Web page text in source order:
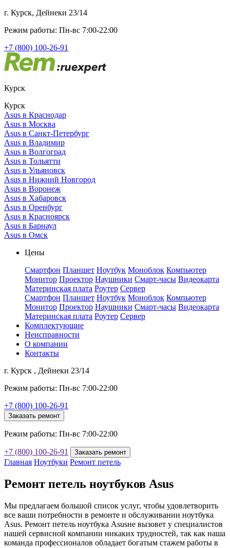
г. Курск, Дейнеки 23/14
Режим работы: Пн-вс 7:00-22:00
+7 (800) 100-26-91
Курск
Курск
Asus в Краснодар
Asus в Москва
Asus в Санкт-Петербург
Asus в Владимир
Asus в Волгоград
Asus в Тольятти
Asus в Ульяновск
Asus в Нижний Новгород
Asus в Воронеж
Asus в Хабаровск
Asus в Оренбург
Asus в Красноярск
Asus в Барнаул
Asus в Омск
Цены
Смартфон Планшет Ноутбук Моноблок Компьютер
Монитор Проектор Наушники Смарт-часы Видеокарта
Материнская плата Роутер Сервер
Смартфон Планшет Ноутбук Моноблок Компьютер
Монитор Проектор Наушники Смарт-часы Видеокарта
Материнская плата Роутер Сервер
Комплектующие
Неисправности
О компании
Контакты
г. Курск , Дейнеки 23/14
Режим работы: Пн-вс 7:00-22:00
+7 (800) 100-26-91
Заказать ремонт
Режим работы: Пн-вс 7:00-22:00
+7 (800) 100-26-91 Заказать ремонт
Главная Ноутбуки Ремонт петель
Ремонт петель ноутбуков Asus
Мы предлагаем большой список услуг, чтобы удовлетворить
все ваши потребности в ремонте и обслуживании ноутбука
Asus. Ремонт петель ноутбука Asusне вызовет у специалистов
нашей сервисной компании никаких трудностей, так как наша
команда профессионалов обладает богатым стажем работы в